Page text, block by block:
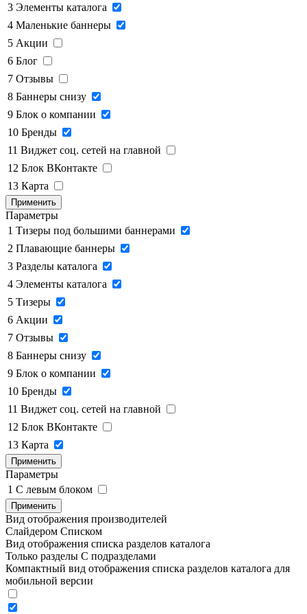
3 Элементы каталога
4 Маленькие баннеры
5 Акции
6 Блог
7 Отзывы
8 Баннеры снизу
9 Блок о компании
10 Бренды
11 Виджет соц. сетей на главной
12 Блок ВКонтакте
13 Карта
Применить
Параметры
1 Тизеры под большими баннерами
2 Плавающие баннеры
3 Разделы каталога
4 Элементы каталога
5 Тизеры
6 Акции
7 Отзывы
8 Баннеры снизу
9 Блок о компании
10 Бренды
11 Виджет соц. сетей на главной
12 Блок ВКонтакте
13 Карта
Применить
Параметры
1 C левым блоком
Применить
Вид отображения производителей
Слайдером Списком
Вид отображения списка разделов каталога
Только разделы С подразделами
Компактный вид отображения списка разделов каталога для
мобильной версии